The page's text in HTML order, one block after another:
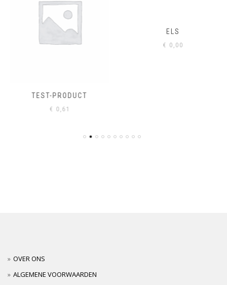
TEST-PRODUCT
€0,61
ELS
€0,00
OVER ONS
ALGEMENE VOORWAARDEN